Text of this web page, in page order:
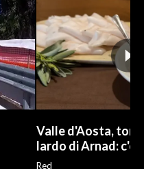
Valle d'Aosta,
lardo di Arnad: c'è
Red